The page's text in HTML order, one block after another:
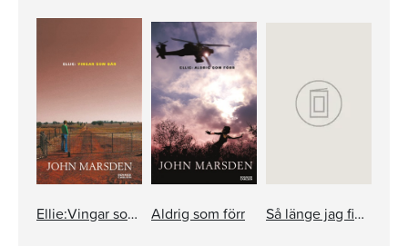
Ellie:Vingar som bär Aldrig som förr Så länge jag finns